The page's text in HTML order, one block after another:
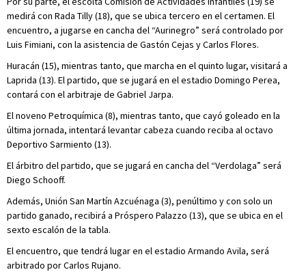
medirá con Rada Tilly (18), que se ubica tercero en el certamen. El
encuentro, a jugarse en cancha del “Aurinegro” será controlado por
Luis Fimiani, con la asistencia de Gastón Cejas y Carlos Flores.
Huracán (15), mientras tanto, que marcha en el quinto lugar, visitará a
Laprida (13). El partido, que se jugará en el estadio Domingo Perea,
contará con el arbitraje de Gabriel Jarpa.
El noveno Petroquímica (8), mientras tanto, que cayó goleado en la
última jornada, intentará levantar cabeza cuando reciba al octavo
Deportivo Sarmiento (13).
El árbitro del partido, que se jugará en cancha del “Verdolaga” será
Diego Schooff.
Además, Unión San Martín Azcuénaga (3), penúltimo y con solo un
partido ganado, recibirá a Próspero Palazzo (13), que se ubica en el
sexto escalón de la tabla.
El encuentro, que tendrá lugar en el estadio Armando Avila, será
arbitrado por Carlos Rujano.